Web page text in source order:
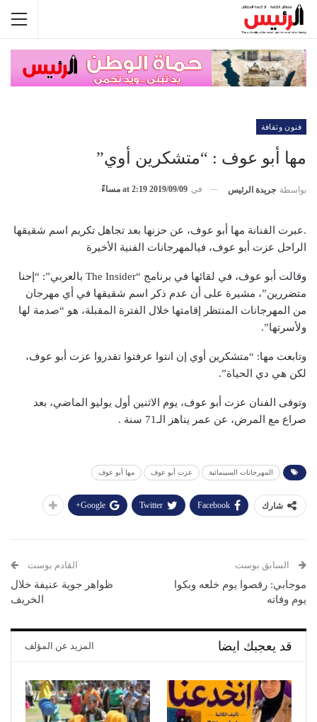
فنون وثقافة
مها أبو عوف : “متشكرين أوي”
بواسطة جريدة الرئيس في 2019/09/09 at 2:19 مساءً
.عبرت الفنانة مها أبو عوف، عن حزنها بعد تجاهل تكريم اسم شقيقها
الراحل عزت أبو عوف، فيالمهرجانات الفنية الأخيرة
وقالت أبو عوف، في لقائها في برنامج “The Insider بالعربي”: “إحنا
متضررين”، مشيرة على أن عدم ذكر اسم شقيقها في أي مهرجان
من المهرجانات المنتظر إقامتها خلال الفترة المقبلة، هو “صدمة لها
ولأسرتها”.
وتابعت مها: “متشكرين أوي إن انتوا عرفتوا تقدروا عزت أبو عوف،
لكن هي دي الحياة”.
وتوفى الفنان عزت أبو عوف، يوم الاثنين أول يوليو الماضي، بعد
صراع مع المرض، عن عمر يناهز الـ71 سنة .
المهرجانات السينمائية عزت أبو عوف مها أبو عوف
شارك Facebook
Twitter
Google+
السابق بوست
موجابي: رقصوا يوم خلعه وبكوا
يوم وفاته
القادم بوست
ظواهر جوية عنيفة خلال
الخريف
قد يعجبك ايضا المزيد عن المؤلف